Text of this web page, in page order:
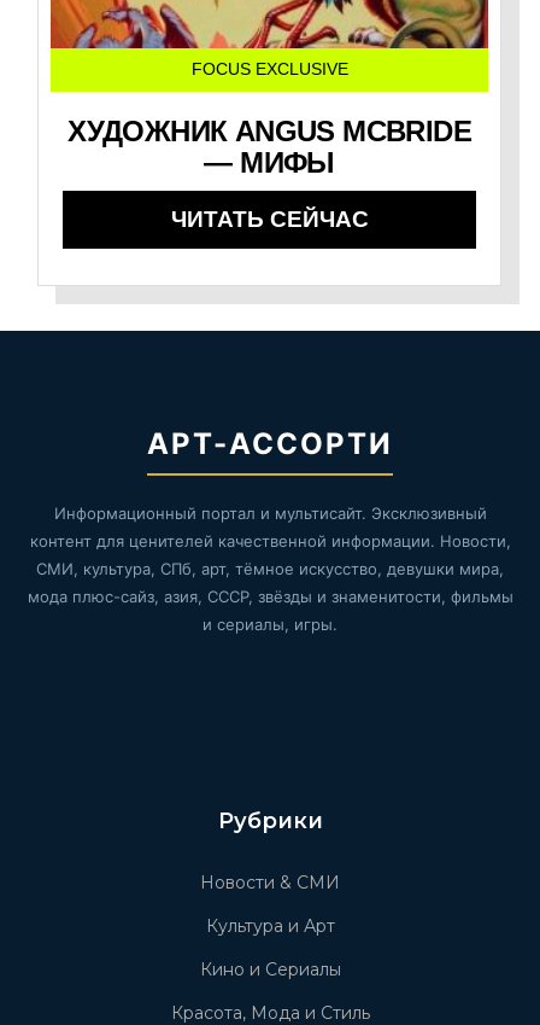
FOCUS EXCLUSIVE
ХУДОЖНИК ANGUS MCBRIDE
— МИФЫ
ЧИТАТЬ СЕЙЧАС
АРТ-АССОРТИ
Информационный портал и мультисайт. Эксклюзивный
контент для ценителей качественной информации. Новости,
СМИ, культура, СПб, арт, тёмное искусство, девушки мира,
мода плюс-сайз, азия, СССР, звёзды и знаменитости, фильмы
и сериалы, игры.
Рубрики
Новости & СМИ
Культура и Арт
Кино и Сериалы
Красота, Мода и Стиль